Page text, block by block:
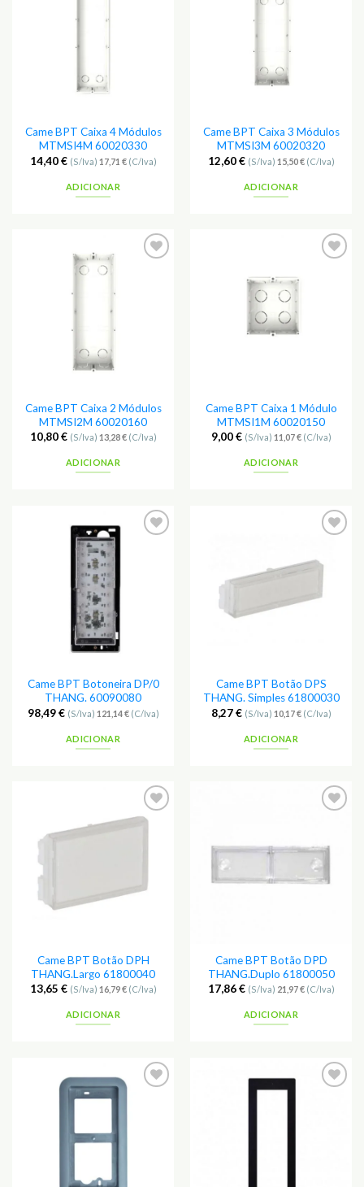
Came BPT Caixa 4 Módulos
MTMSI4M 60020330
14,40€ (S/Iva) 17,71 €(C/Iva)
ADICIONAR
Came BPT Caixa 3 Módulos
MTMSI3M 60020320
12,60€ (S/Iva) 15,50€(C/Iva)
ADICIONAR
Came BPT Caixa 2 Módulos
MTMSI2M 60020160
10,80€ (S/Iva) 13,28€(C/Iva)
ADICIONAR
Came BPT Caixa 1 Módulo
MTMSI1M 60020150
9,00€ (S/Iva) 11,07€(C/Iva)
ADICIONAR
Came BPT Botoneira DP/0
THANG. 60090080
98,49€ (S/Iva) 121,14€(C/Iva)
ADICIONAR
aos
Came BPT Botão DPS
THANG. Simples 61800030
8,27€ (S/Iva) 10,17€(C/Iva)
ADICIONAR
Adicionar
Came BPT Botão DPH
THANG.Largo 61800040
13,65 € (S/Iva) 16,79€(C/Iva)
ADICIONAR
Favoritos
Came BPT Botão DPD
THANG.Duplo 61800050
17,86€ (S/Iva) 21,97€(C/Iva)
ADICIONAR